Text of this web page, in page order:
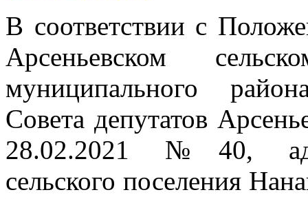
В соответствии с
Арсеньевском
муниципального
Совета депутатов
28.02.2021 №40,
сельского поселения